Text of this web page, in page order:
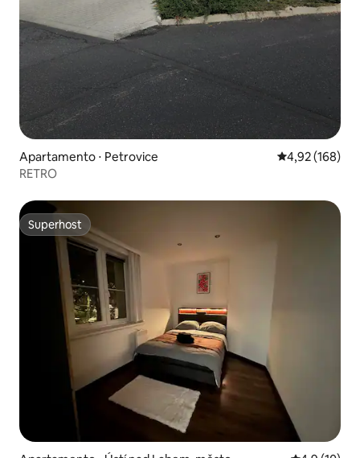
Apartamento ⋅ Petrovice 4,92 de uma
4,92 (168)
RETRO
Superhost
Superhost